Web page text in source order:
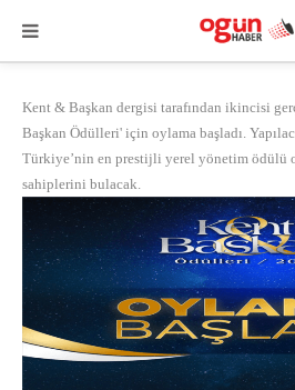
Kent & Başkan dergisi tarafından ikincisi
Başkan Ödülleri' için oylama başladı.
Türkiye’nin en prestijli yerel yönetim ödülü
sahiplerini bulacak.